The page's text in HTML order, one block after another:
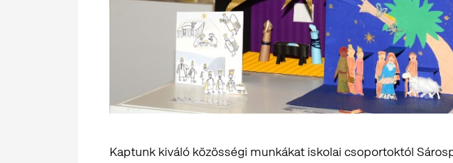
Kaptunk kiváló közösségi munkákat iskolai csoportoktól